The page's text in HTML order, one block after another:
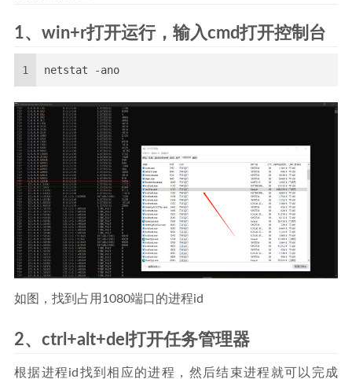
1、win+r打开运行，输入cmd打开控制台
1 netstat -ano
如图，找到占用1080端口的进程id
2、ctrl+alt+del打开任务管理器
根据进程id找到相应的进程，然后结束进程就可以完成